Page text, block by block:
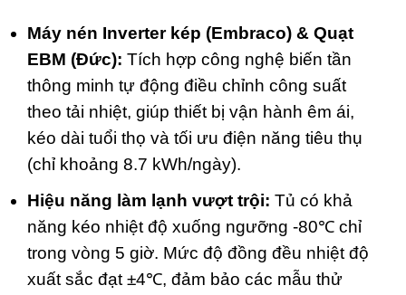
Máy nén Inverter kép (Embraco) & Quạt
EBM (Đức): Tích hợp công nghệ biến tần
thông minh tự động điều chỉnh công suất
theo tải nhiệt, giúp thiết bị vận hành êm ái,
kéo dài tuổi thọ và tối ưu điện năng tiêu thụ
(chỉ khoảng 8.7 kWh/ngày).
Hiệu năng làm lạnh vượt trội: Tủ có khả
năng kéo nhiệt độ xuống ngưỡng -80℃ chỉ
trong vòng 5 giờ. Mức độ đồng đều nhiệt độ
xuất sắc đạt ±4℃, đảm bảo các mẫu thử